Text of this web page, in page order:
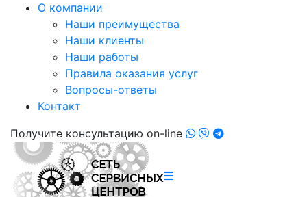
О компании
Наши преимущества
Наши клиенты
Наши работы
Правила оказания услуг
Вопросы-ответы
Контакт
Получите консультацию on-line